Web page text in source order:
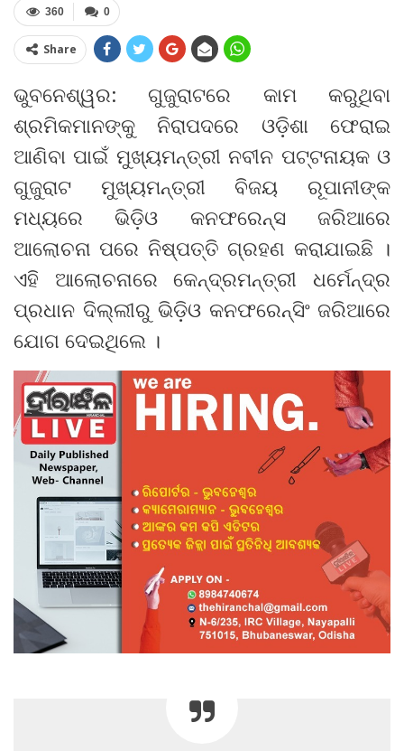
0
360
Share
ଭୁବନେଶ୍ୱର: ଗୁଜୁରାଟରେ କାମ କରୁଥିବା
ଶ୍ରମିକମାନଙ୍କୁ ନିରାପଦରେ ଓଡ଼ିଶା ଫେରାଇ
ଆଣିବା ପାଇଁ ମୁଖ୍ୟମନ୍ତ୍ରୀ ନବୀନ ପଟ୍ଟନାୟକ ଓ
ଗୁଜୁରାଟ ମୁଖ୍ୟମନ୍ତ୍ରୀ ବିଜୟ ରୂପାନୀଙ୍କ
ମଧ୍ୟରେ ଭିଡ଼ିଓ କନଫରେନ୍ସ ଜରିଆରେ
ଆଲୋଚନା ପରେ ନିଷ୍ପତ୍ତି ଗ୍ରହଣ କରାଯାଇଛି ।
ଏହି ଆଲୋଚନାରେ କେନ୍ଦ୍ରମନ୍ତ୍ରୀ ଧର୍ମେନ୍ଦ୍ର
ପ୍ରଧାନ ଦିଲ୍ଲୀରୁ ଭିଡ଼ିଓ କନଫରେନ୍ସିଂ ଜରିଆରେ
ଯୋଗ ଦେଇଥିଲେ ।